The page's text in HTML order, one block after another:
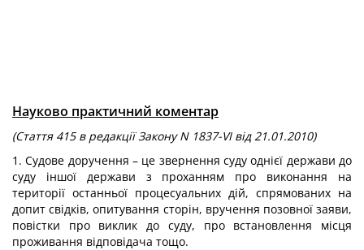
Науково практичний коментар
(Стаття 415 в редакції Закону N 1837-VI від 21.01.2010)
1. Судове доручення – це звернення суду однієї держави до
суду іншої держави з проханням про виконання на
території останньої процесуальних дій, спрямованих на
допит свідків, опитування сторін, вручення позовної заяви,
повістки про виклик до суду, про встановлення місця
проживання відповідача тощо.